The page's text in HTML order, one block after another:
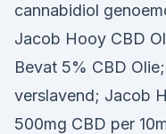
cannabidiol
Jacob Hooy CBD
Bevat 5% CBD
verslavend; Jacob
500mg CBD per